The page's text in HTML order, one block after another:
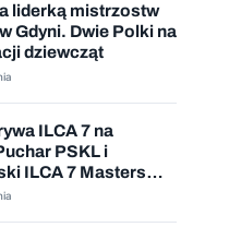
liderką mistrzostw
Gdyni. Dwie Polki na
dziewcząt
ILCA 7 na
PSKL i
ILCA 7 Masters